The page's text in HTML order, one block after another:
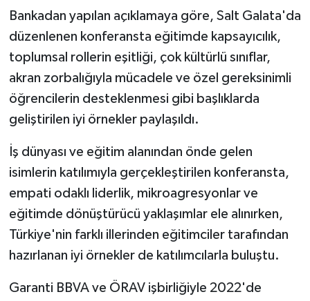
Bankadan yapılan açıklamaya göre, Salt Galata'da
düzenlenen konferansta eğitimde kapsayıcılık,
toplumsal rollerin eşitliği, çok kültürlü sınıflar,
akran zorbalığıyla mücadele ve özel gereksinimli
öğrencilerin desteklenmesi gibi başlıklarda
geliştirilen iyi örnekler paylaşıldı.
İş dünyası ve eğitim alanından önde gelen
isimlerin katılımıyla gerçekleştirilen konferansta,
empati odaklı liderlik, mikroagresyonlar ve
eğitimde dönüştürücü yaklaşımlar ele alınırken,
Türkiye'nin farklı illerinden eğitimciler tarafından
hazırlanan iyi örnekler de katılımcılarla buluştu.
Garanti BBVA ve ÖRAV işbirliğiyle 2022'de